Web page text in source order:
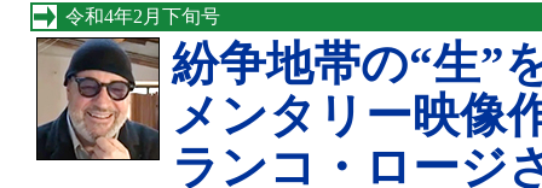
令和4年2月下旬号
紛争地帯の“生”
メンタリー映
ランコ・ロージ